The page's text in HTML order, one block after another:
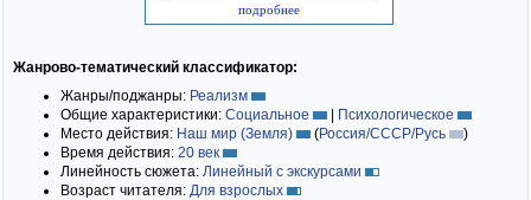
подробнее
Жанрово-тематический классификатор:
Жанры/поджанры: Реализм
Общие характеристики: Социальное | Психологическое
Место действия: Наш мир (Земля) (Россия/СССР/Русь
)
Время действия: 20 век
Линейность сюжета: Линейный с экскурсами
Возраст читателя: Для взрослых